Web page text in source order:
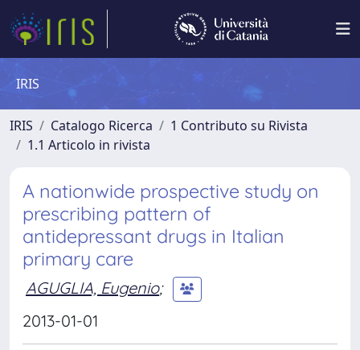
IRIS
IRIS Catalogo Ricerca
1 Contributo su Rivista
1.1 Articolo in rivista
A nationwide prospective study on
prescribing pattern of
antidepressant drugs in Italian
primary care
AGUGLIA, Eugenio;
2013-01-01